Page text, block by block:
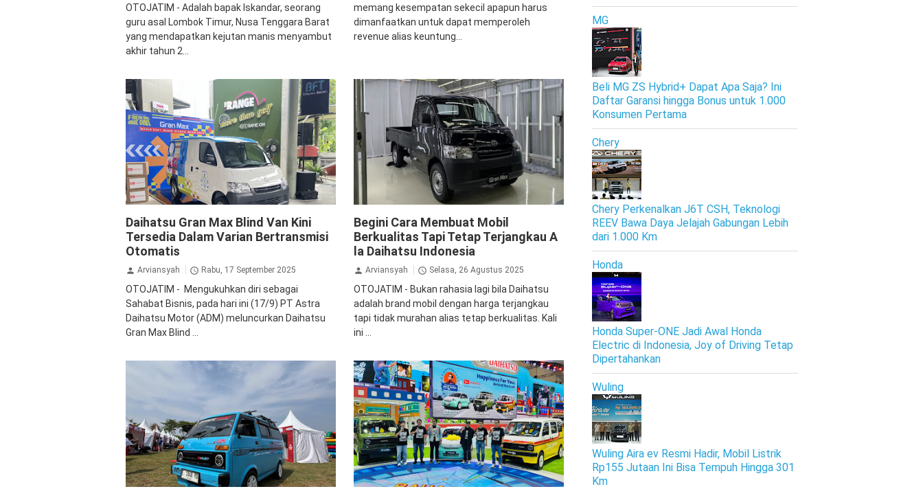
OTOJATIM - Adalah bapak Iskandar, seorang
guru asal Lombok Timur, Nusa Tenggara Barat
yang mendapatkan kejutan manis menyambut
akhir tahun 2...
memang kesempatan sekecil apapun harus
dimanfaatkan untuk dapat memperoleh
revenue alias keuntung...
Daihatsu Gran Max Blind Van Kini
Tersedia Dalam Varian Bertransmisi
Otomatis
Arviansyah Rabu, 17 September 2025
OTOJATIM - Mengukuhkan diri sebagai
Sahabat Bisnis, pada hari ini (17/9) PT Astra
Daihatsu Motor (ADM) meluncurkan Daihatsu
Gran Max Blind ...
Begini Cara Membuat Mobil
Berkualitas Tapi Tetap Terjangkau A
la Daihatsu Indonesia
Arviansyah Selasa, 26 Agustus 2025
OTOJATIM - Bukan rahasia lagi bila Daihatsu
adalah brand mobil dengan harga terjangkau
tapi tidak murahan alias tetap berkualitas. Kali
ini ...
MG
Beli MG ZS Hybrid+ Dapat Apa Saja? Ini
Daftar Garansi hingga Bonus untuk 1.000
Konsumen Pertama
Chery
Chery Perkenalkan J6T CSH, Teknologi
REEV Bawa Daya Jelajah Gabungan Lebih
dari 1.000 Km
Honda
Honda Super-ONE Jadi Awal Honda
Electric di Indonesia, Joy of Driving Tetap
Dipertahankan
Wuling
Wuling Aira ev Resmi Hadir, Mobil Listrik
Rp155 Jutaan Ini Bisa Tempuh Hingga 301
Km